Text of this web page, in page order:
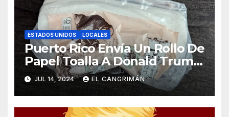
ESTADOS UNIDOS LOCALES
Puerto Rico Envía Un Rollo De
Papel Toalla A Donald Trump
Pa’ Que Use Las Hojas De
Curita
JUL 14, 2024 EL CANGRIMÁN